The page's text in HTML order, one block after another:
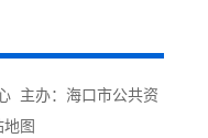
主办：海口市公共资
地图